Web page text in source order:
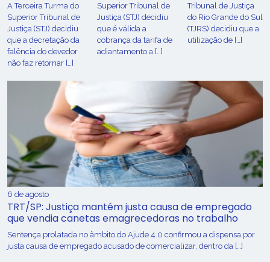
A Terceira Turma do
Superior Tribunal de
Justiça (STJ) decidiu
que a decretação da
falência do devedor
não faz retornar […]
Superior Tribunal de
Justiça (STJ) decidiu
que é válida a
cobrança da tarifa de
adiantamento a […]
Tribunal de Justiça
do Rio Grande do Sul
(TJRS) decidiu que a
utilização de […]
6 de agosto
TRT/SP: Justiça mantém justa causa de empregado
que vendia canetas emagrecedoras no trabalho
Sentença prolatada no âmbito do Ajude 4.0 confirmou a dispensa por
justa causa de empregado acusado de comercializar, dentro da […]